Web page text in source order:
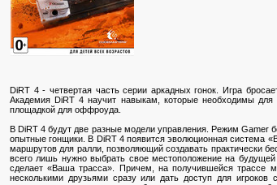
DiRT 4 - четвертая часть серии аркадных гонок. Игра
Академия DiRT 4 научит навыкам, которые необходимы для
площадкой для оффроуда.
В DiRT 4 будут две разные модели управления. Режим Gamer
опытные гонщики. В DiRT 4 появится эволюционная система
маршрутов для ралли, позволяющий создавать практически
всего лишь нужно выбрать свое местоположение на
сделает «Ваша трасса». Причем, на получившейся трассе
несколькими друзьями сразу или дать доступ для